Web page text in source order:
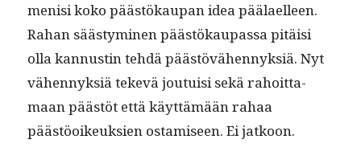
menisi koko päästökau­pan idea päälaelleen.
Rahan säästymi­nen päästökau­pas­sa pitäisi
olla kan­nustin tehdä päästövähen­nyk­siä. Nyt
vähen­nyk­siä tekevä jou­tu­isi sekä rahoit­ta­
maan päästöt että käyt­tämään rahaa
päästöoikeuk­sien ostamiseen. Ei jatkoon.